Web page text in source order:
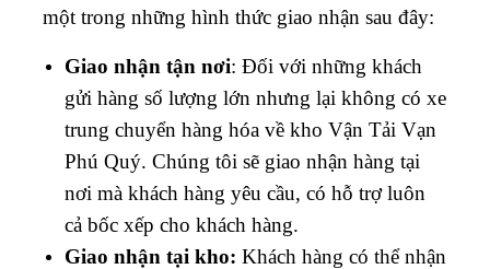
một trong những hình thức giao nhận sau đây:
Giao nhận tận nơi: Đối với những khách
gửi hàng số lượng lớn nhưng lại không có xe
trung chuyển hàng hóa về kho Vận Tải Vạn
Phú Quý. Chúng tôi sẽ giao nhận hàng tại
nơi mà khách hàng yêu cầu, có hỗ trợ luôn
cả bốc xếp cho khách hàng.
Giao nhận tại kho: Khách hàng có thể nhận